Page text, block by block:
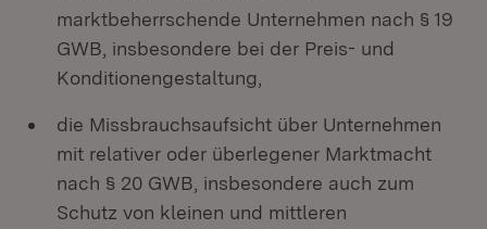
marktbeherrschende Unternehmen nach § 19
GWB, insbesondere bei der Preis- und
Konditionengestaltung,
die Missbrauchsaufsicht über Unternehmen
mit relativer oder überlegener Marktmacht
nach § 20 GWB, insbesondere auch zum
Schutz von kleinen und mittleren